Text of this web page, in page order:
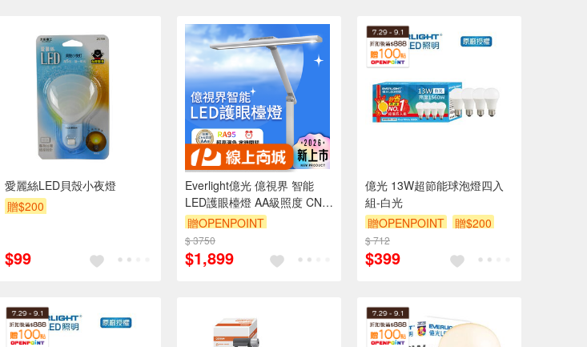
愛麗絲LED貝殼小夜燈
贈$200
$99
Everlight億光 億視界 智能
LED護眼檯燈 AA級照度 CNS
認證(附遙控器)
贈OPENPOINT
訂單滿999享9折
$ 3750
$1,899
億光 13W超節能球泡燈四入
組-白光
贈OPENPOINT
贈$200
$ 712
$399